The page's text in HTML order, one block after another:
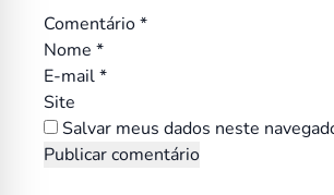
Comentário*
Nome *
E-mail*
Site
Salvar meus dados neste